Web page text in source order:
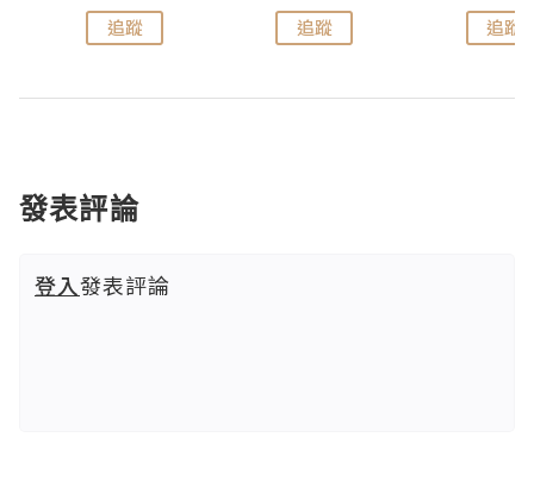
追蹤 追蹤 追蹤
發表評論
登入發表評論